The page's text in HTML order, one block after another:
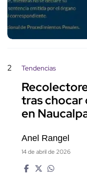
2 Tendencias
tras chocar
en
Anel Rangel
14 de abril de 2026